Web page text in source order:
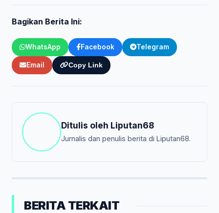
Bagikan Berita Ini:
WhatsApp Facebook Telegram
Email Copy Link
Ditulis oleh Liputan68
Jurnalis dan penulis berita di Liputan68.
BERITA TERKAIT